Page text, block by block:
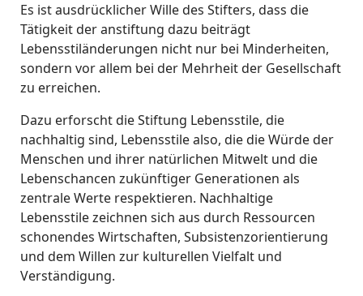
Es ist ausdrücklicher Wille des Stifters, dass die
Tätigkeit der anstiftung dazu beiträgt
Lebensstiländerungen nicht nur bei Minderheiten,
sondern vor allem bei der Mehrheit der Gesellschaft
zu erreichen.
Dazu erforscht die Stiftung Lebensstile, die
nachhaltig sind, Lebensstile also, die die Würde der
Menschen und ihrer natürlichen Mitwelt und die
Lebenschancen zukünftiger Generationen als
zentrale Werte respektieren. Nachhaltige
Lebensstile zeichnen sich aus durch Ressourcen
schonendes Wirtschaften, Subsistenzorientierung
und dem Willen zur kulturellen Vielfalt und
Verständigung.